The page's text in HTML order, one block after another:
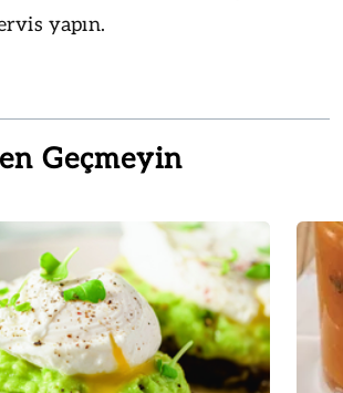
yapın.
Geçmeyin